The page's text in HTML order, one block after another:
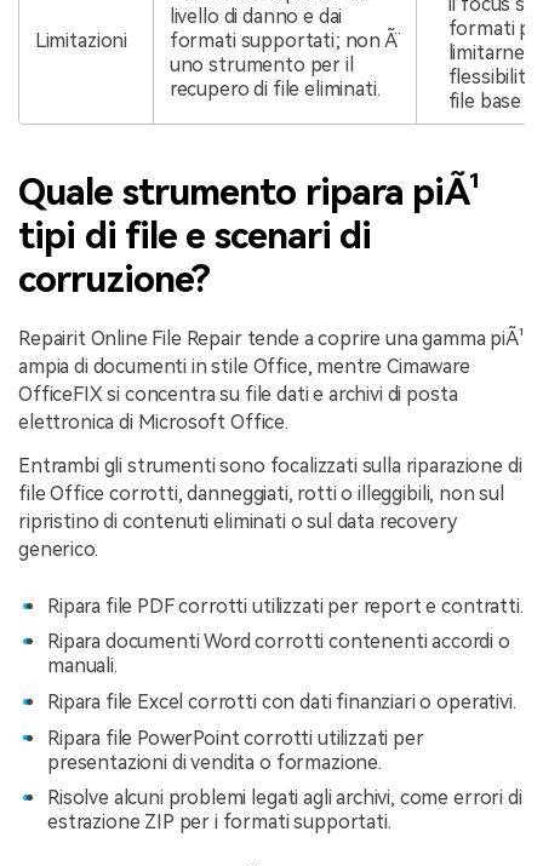
Limitazioni
livello di danno e dai
formati supportati; non Ã¨
uno strumento per il
recupero di file eliminati.
formati
limitarne la
file base
Quale strumento ripara piÃ¹
tipi di file e scenari di
corruzione?
Repairit Online File Repair tende a coprire una gamma piÃ¹
ampia di documenti in stile Office, mentre Cimaware
OfficeFIX si concentra su file dati e archivi di posta
elettronica di Microsoft Office.
Entrambi gli strumenti sono focalizzati sulla riparazione di
file Office corrotti, danneggiati, rotti o illeggibili, non sul
ripristino di contenuti eliminati o sul data recovery
generico.
Ripara file PDF corrotti utilizzati per report e contratti.
Ripara documenti Word corrotti contenenti accordi o
manuali.
Ripara file Excel corrotti con dati finanziari o operativi.
Ripara file PowerPoint corrotti utilizzati per
presentazioni di vendita o formazione.
Risolve alcuni problemi legati agli archivi, come errori di
estrazione ZIP per i formati supportati.